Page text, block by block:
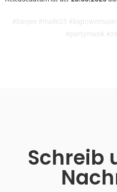
#banjee #malle25
#partymusik
Schreib